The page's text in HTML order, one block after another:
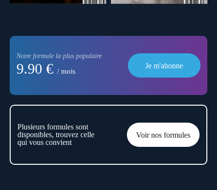
Notre formule la plus populaire
9.90 € / mois
Je m'abonne
Plusieurs formules sont
disponibles, trouvez celle
qui vous convient
Voir nos formules